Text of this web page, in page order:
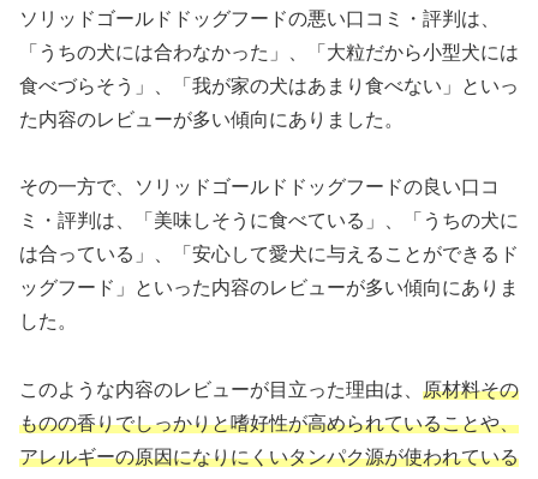
ソリッドゴールドドッグフードの悪い口コミ・評判は、
「うちの犬には合わなかった」、「大粒だから小型犬には
食べづらそう」、「我が家の犬はあまり食べない」といっ
た内容のレビューが多い傾向にありました。
その一方で、ソリッドゴールドドッグフードの良い口コ
ミ・評判は、「美味しそうに食べている」、「うちの犬に
は合っている」、「安心して愛犬に与えることができるド
ッグフード」といった内容のレビューが多い傾向にありま
した。
このような内容のレビューが目立った理由は、 原材料その
ものの香りでしっかりと嗜好性が高められていることや、
アレルギーの原因になりにくいタンパク源が使われている